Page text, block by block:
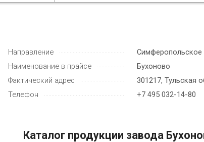
Направление
Симферопольское
Наименование в прайсе
Бухоново
Фактический адрес
301217, Тульская
Телефон
+7 495 032-14-80
Каталог продукции завода